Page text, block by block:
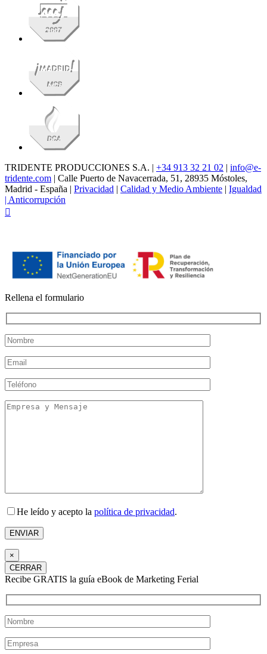
TRIDENTE PRODUCCIONES S.A. | +34 913 32 21 02 | info@e-
tridente.com | Calle Puerto de Navacerrada, 51, 28935 Móstoles,
Madrid - España | Privacidad | Calidad y Medio Ambiente | Igualdad
| Anticorrupción
Rellena el formulario
He leído y acepto la política de privacidad.
×
CERRAR
Recibe GRATIS la guía eBook de Marketing Ferial